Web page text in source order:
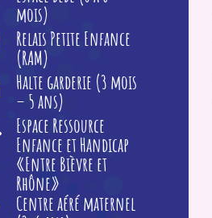
mois)
Relais Petite Enfance
(RAM)
Halte garderie (3 mois
– 5 ans)
Espace Ressource
Enfance et Handicap
«Entre Bièvre et
Rhône»
Centre aéré maternel